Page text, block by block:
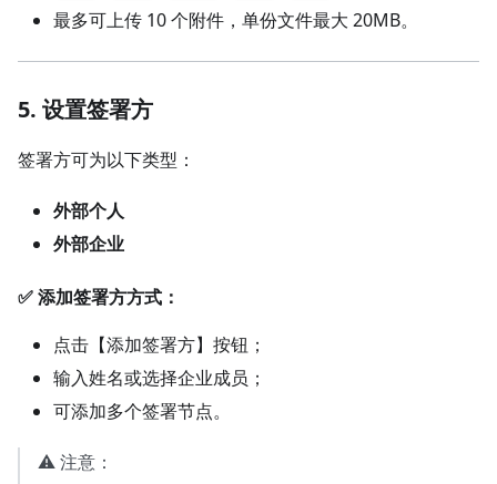
最多可上传 10 个附件，单份文件最大 20MB。
5. 设置签署方
签署方可为以下类型：
外部个人
外部企业
✅ 添加签署方方式：
点击【添加签署方】按钮；
输入姓名或选择企业成员；
可添加多个签署节点。
⚠️ 注意：